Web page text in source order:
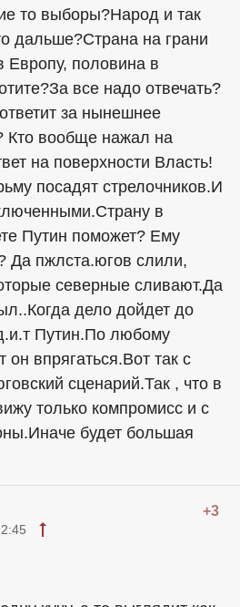
то выборы?Народ и так
дальше?Страна на грани
Европу, половина в
все надо отвечать?
за нынешнее
Кто вообще нажал на
на поверхности Власть!
посадят стрелочников.И
в
Путин поможет? Ему
Да пжлста.югов слили,
северные сливают.Да
дело дойдет до
Путин.По любому
он впрягаться.Вот так с
сценарий.Так , что в
только компромисс и с
будет большая
+3